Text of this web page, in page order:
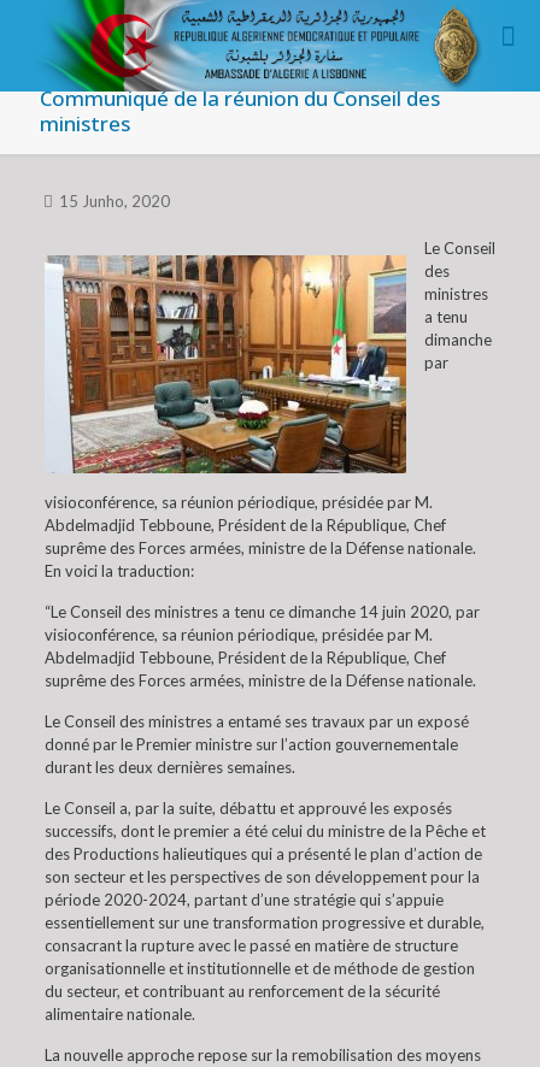
Communiqué de la réunion du Conseil des
ministres
15 Junho, 2020
Le Conseil
des
ministres
a tenu
dimanche
par
visioconférence, sa réunion périodique, présidée par M.
Abdelmadjid Tebboune, Président de la République, Chef
suprême des Forces armées, ministre de la Défense nationale.
En voici la traduction:
“Le Conseil des ministres a tenu ce dimanche 14 juin 2020, par
visioconférence, sa réunion périodique, présidée par M.
Abdelmadjid Tebboune, Président de la République, Chef
suprême des Forces armées, ministre de la Défense nationale.
Le Conseil des ministres a entamé ses travaux par un exposé
donné par le Premier ministre sur l’action gouvernementale
durant les deux dernières semaines.
Le Conseil a, par la suite, débattu et approuvé les exposés
successifs, dont le premier a été celui du ministre de la Pêche et
des Productions halieutiques qui a présenté le plan d’action de
son secteur et les perspectives de son développement pour la
période 2020-2024, partant d’une stratégie qui s’appuie
essentiellement sur une transformation progressive et durable,
consacrant la rupture avec le passé en matière de structure
organisationnelle et institutionnelle et de méthode de gestion
du secteur, et contribuant au renforcement de la sécurité
alimentaire nationale.
La nouvelle approche repose sur la remobilisation des moyens